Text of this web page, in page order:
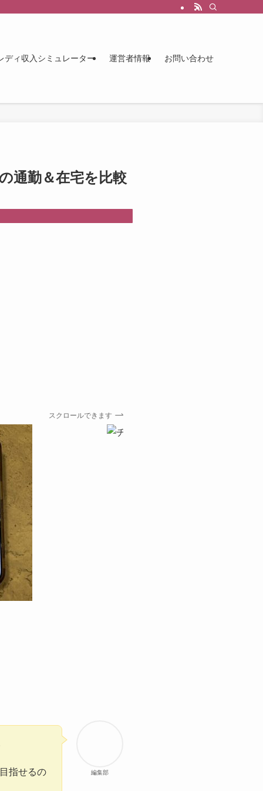
ディ収入シミュレーター 運営者情報 お問い合わせ
通勤＆在宅を比較
スクロールできます
編集部
指せるの